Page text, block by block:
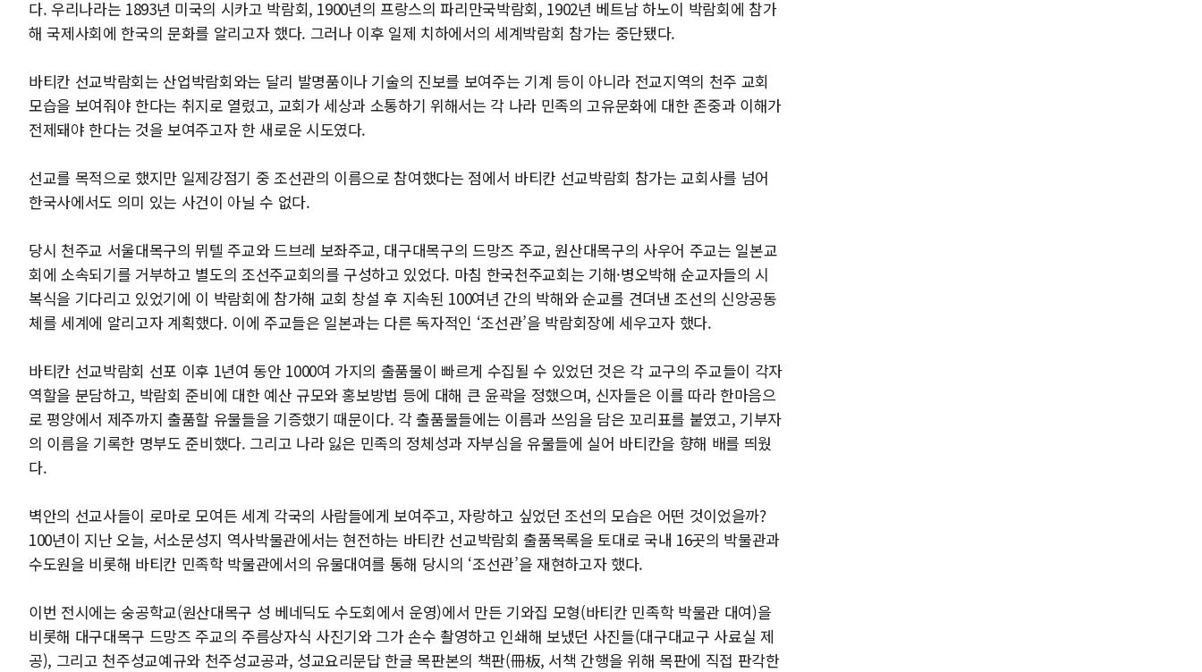
다. 우리나라는 1893년 미국의 시카고 박람회, 1900년의 프랑스의 파리만국박람회, 1902년 베트남 하노이 박람회에 참가
해 국제사회에 한국의 문화를 알리고자 했다. 그러나 이후 일제 치하에서의 세계박람회 참가는 중단됐다.
바티칸 선교박람회는 산업박람회와는 달리 발명품이나 기술의 진보를 보여주는 기계 등이 아니라 전교지역의 천주 교회
모습을 보여줘야 한다는 취지로 열렸고, 교회가 세상과 소통하기 위해서는 각 나라 민족의 고유문화에 대한 존중과 이해가
전제돼야 한다는 것을 보여주고자 한 새로운 시도였다.
선교를 목적으로 했지만 일제강점기 중 조선관의 이름으로 참여했다는 점에서 바티칸 선교박람회 참가는 교회사를 넘어
한국사에서도 의미 있는 사건이 아닐 수 없다.
당시 천주교 서울대목구의 뮈텔 주교와 드브레 보좌주교, 대구대목구의 드망즈 주교, 원산대목구의 사우어 주교는 일본교
회에 소속되기를 거부하고 별도의 조선주교회의를 구성하고 있었다. 마침 한국천주교회는 기해·병오박해 순교자들의 시
복식을 기다리고 있었기에 이 박람회에 참가해 교회 창설 후 지속된 100여년 간의 박해와 순교를 견뎌낸 조선의 신앙공동
체를 세계에 알리고자 계획했다. 이에 주교들은 일본과는 다른 독자적인 ‘조선관’을 박람회장에 세우고자 했다.
바티칸 선교박람회 선포 이후 1년여 동안 1000여 가지의 출품물이 빠르게 수집될 수 있었던 것은 각 교구의 주교들이 각자
역할을 분담하고, 박람회 준비에 대한 예산 규모와 홍보방법 등에 대해 큰 윤곽을 정했으며, 신자들은 이를 따라 한마음으
로 평양에서 제주까지 출품할 유물들을 기증했기 때문이다. 각 출품물들에는 이름과 쓰임을 담은 꼬리표를 붙였고, 기부자
의 이름을 기록한 명부도 준비했다. 그리고 나라 잃은 민족의 정체성과 자부심을 유물들에 실어 바티칸을 향해 배를 띄웠
다.
벽안의 선교사들이 로마로 모여든 세계 각국의 사람들에게 보여주고, 자랑하고 싶었던 조선의 모습은 어떤 것이었을까?
100년이 지난 오늘, 서소문성지 역사박물관에서는 현전하는 바티칸 선교박람회 출품목록을 토대로 국내 16곳의 박물관과
수도원을 비롯해 바티칸 민족학 박물관에서의 유물대여를 통해 당시의 ‘조선관’을 재현하고자 했다.
이번 전시에는 숭공학교(원산대목구 성 베네딕도 수도회에서 운영)에서 만든 기와집 모형(바티칸 민족학 박물관 대여)을
비롯해 대구대목구 드망즈 주교의 주름상자식 사진기와 그가 손수 촬영하고 인쇄해 보냈던 사진들(대구대교구 사료실 제
공), 그리고 천주성교예규와 천주성교공과, 성교요리문답 한글 목판본의 책판(冊板, 서책 간행을 위해 목판에 직접 판각한